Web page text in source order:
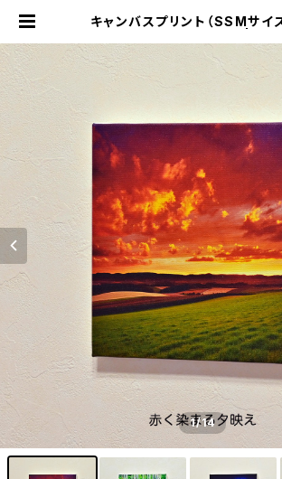
キャンバスプリント（SSMサイ
部俊一 オンラインショップ-
unichi Online Shop-
1/14